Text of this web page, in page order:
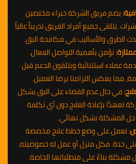
يضم فريق الشركة خبراء مختصين
يتلقى جميع أفراد الفريق تدريباً عالياً
الطرق والأساليب في مكافحة البق.
نؤمن بأهمية التواصل الفعال.
عملاء استثنائية ويتلقون الدعم قبل
مما يعكس التزامنا برضا العميل.
في حال عدم القضاء على البق بشكل
تعهدًا بإعادة العلاج دون أي تكلفة
حل المشكلة بشكل نهائي.
نعمل على وضع خطط علاج مخصصة
حدة. فكل منزل أو عمل له خصوصيته،
بناءً على متطلباتها الخاصة.